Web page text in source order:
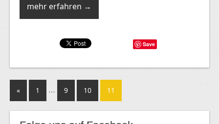
mehr erfahren →
Save
« 1 … 9 10 11